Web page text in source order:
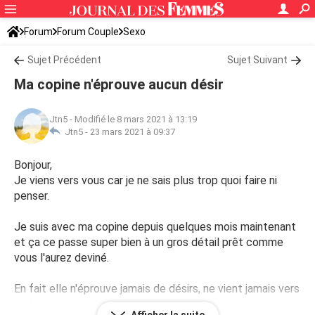
Forum Forum Couple Sexo
Sujet Précédent Sujet Suivant
Ma copine n'éprouve aucun désir
Jtn5 - Modifié le 8 mars 2021 à 13:19
Jtn5 - 23 mars 2021 à 09:37
Bonjour,
Je viens vers vous car je ne sais plus trop quoi faire ni
penser.
Je suis avec ma copine depuis quelques mois maintenant
et ça ce passe super bien à un gros détail prêt comme
vous l'aurez deviné.
En fait elle n'éprouve jamais de désirs, ne vient jamais vers